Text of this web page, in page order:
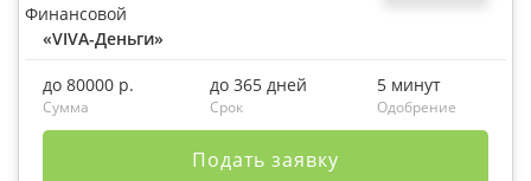
«VIVA-Деньги»
до 80000 р.
Сумма
до 365 дней
Срок
5 минут
Одобрение
Подать заявку